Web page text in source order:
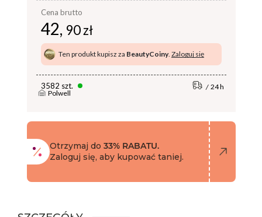
Cena brutto
42, 90 zł
Ten produkt kupisz za BeautyCoiny. Zaloguj się
3582 szt.
Polwell
24 h
Otrzymaj do 33% RABATU.
Zaloguj się, aby kupować taniej.